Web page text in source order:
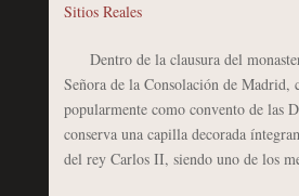
Sitios Reales
Dentro de la clausura del
Señora de la Consolación de Madrid,
popularmente como convento de las
conserva una capilla decorada
del rey Carlos II, siendo uno de los